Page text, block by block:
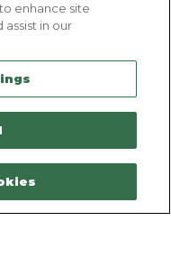
cookies
enhance site
assist in our